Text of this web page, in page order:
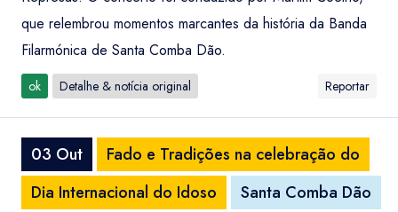
que relembrou momentos marcantes da história da Banda
Filarmónica de Santa Comba Dão.
ok Detalhe & notícia original Reportar
03 Out
Fado e Tradições na celebração do
Dia Internacional do Idoso
Santa Comba Dão